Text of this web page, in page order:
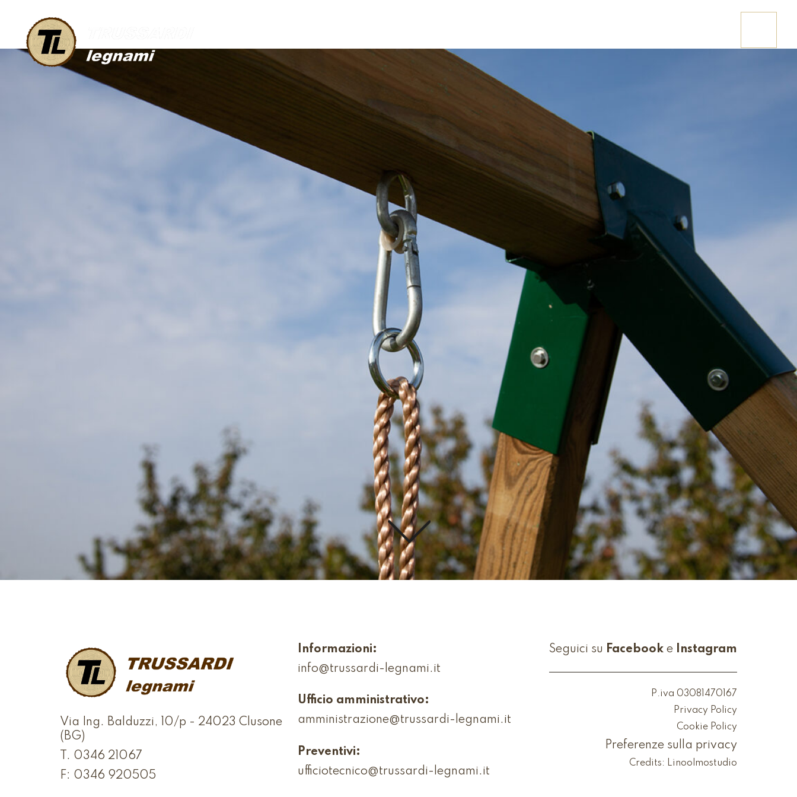
IMG 3564
Via Ing. Balduzzi, 10/p - 24023 Clusone
(BG)
T. 0346 21067
F: 0346 920505
Informazioni:
info@trussardi-legnami.it
Ufficio amministrativo:
amministrazione@trussardi-legnami.it
Preventivi:
ufficiotecnico@trussardi-legnami.it
Seguici su Facebook e Instagram
P.iva 03081470167
Privacy Policy
Cookie Policy
Preferenze sulla privacy
Credits: Linoolmostudio